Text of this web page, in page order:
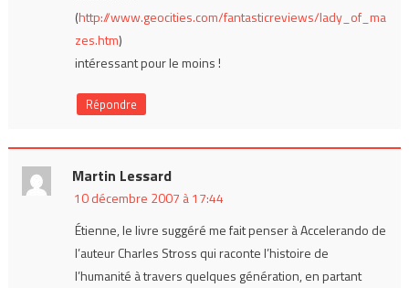
(http://www.geocities.com/fantasticreviews/lady_of_ma
zes.htm)
intéressant pour le moins !
Répondre
Martin Lessard
10 décembre 2007 à 17:44
Étienne, le livre suggéré me fait penser à Accelerando de
l’auteur Charles Stross qui raconte l’histoire de
l’humanité à travers quelques génération, en partant